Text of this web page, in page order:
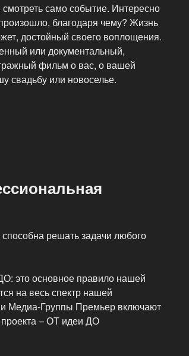
само событие. Интересно
благодаря чему? Жизнь
достойный своего воплощения.
или документальный,
фильм о вас, о вашей
свадьбу или новоселье.
решать задачи любого
это основное правило нашей
на весь спектр нашей
Медиа-Группы Премьер включают
– ОТ идеи ДО